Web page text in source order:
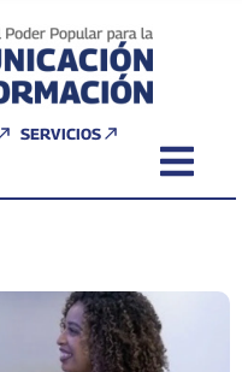
SERVICIOS